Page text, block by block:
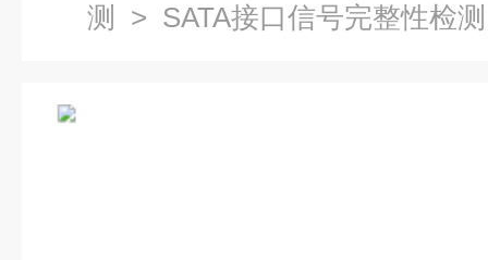
测
> SATA接口信号完整性检测